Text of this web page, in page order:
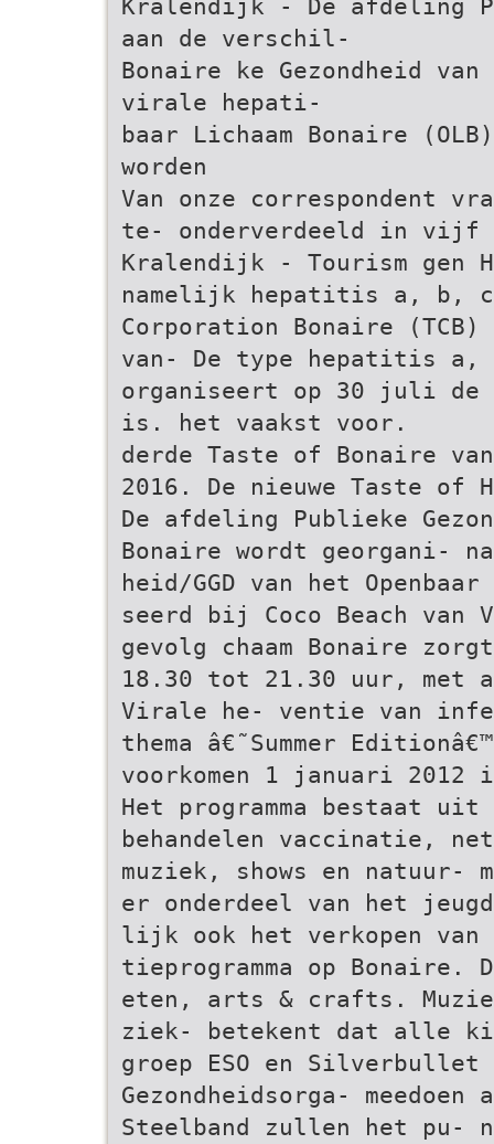
Kralendijk - De afdeling
aan de verschil-
Bonaire ke Gezondheid
virale hepati-
baar Lichaam Bonaire
worden
Van onze correspondent
te- onderverdeeld in vijf
Kralendijk - Tourism
namelijk hepatitis a, b,
Corporation Bonaire
van- De type hepatitis a,
organiseert op 30 juli de
is. het vaakst voor.
derde Taste of Bonaire van
2016. De nieuwe Taste of
De afdeling Publieke
Bonaire wordt georgani-
heid/GGD van het
seerd bij Coco Beach van
gevolg chaam Bonaire
18.30 tot 21.30 uur, met
Virale he- ventie van
thema â€˜Summer
voorkomen 1 januari
Het programma bestaat
behandelen vaccinatie,
muziek, shows en natuur-
er onderdeel van het
lijk ook het verkopen van
tieprogramma op Bonaire.
eten, arts & crafts.
ziek- betekent dat alle
groep ESO en Silverbullet
Gezondheidsorga-
Steelband zullen het pu-